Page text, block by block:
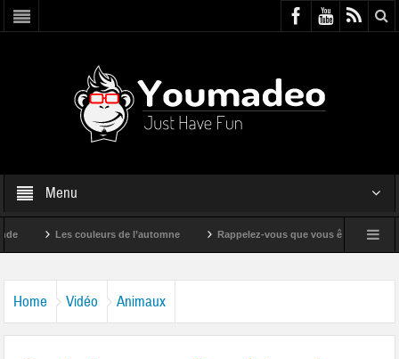
Menu
Les couleurs de l’automne Rappelez-vous que vous êtes super !
Home Vidéo Animaux